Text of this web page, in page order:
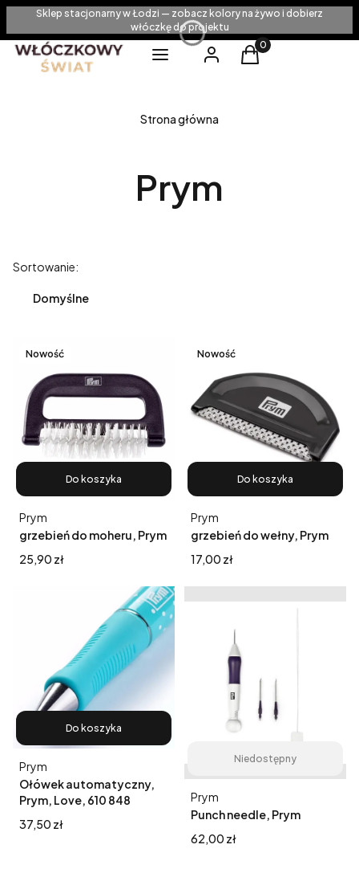
Sklep stacjonarny w Łodzi — zobacz kolory na żywo i dobierz
włóczkę do projektu
Menu
Zaloguj sięProdukty w
Koszyk
Strona główna
Prym
Lista produktów
Sortowanie:
Domyślne
Nowość
Do koszyka
grzebień do moheru, Prym
Producent
Prym
Cena
25,90 zł
Nowość
Do koszyka
grzebień do wełny, Prym
Producent
Prym
Cena
17,00 zł
Do koszyka
Ołówek automatyczny,
Prym, Love, 610 848
Producent
Prym
Cena
37,50 zł
Niedostępny
Punch needle, Prym
Producent
Prym
Cena
62,00 zł